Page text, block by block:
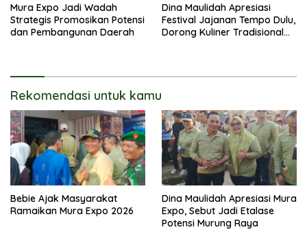
Mura Expo Jadi Wadah
Strategis Promosikan Potensi
dan Pembangunan Daerah
Dina Maulidah Apresiasi
Festival Jajanan Tempo Dulu,
Dorong Kuliner Tradisional
Rekomendasi untuk kamu
Bebie Ajak Masyarakat
Ramaikan Mura Expo 2026
Dina Maulidah Apresiasi Mura
Expo, Sebut Jadi Etalase
Potensi Murung Raya